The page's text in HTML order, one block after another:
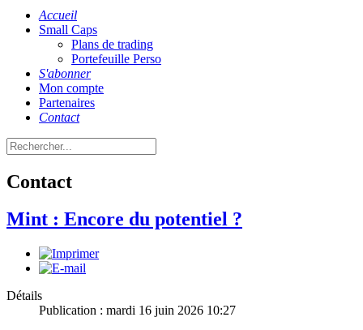
Accueil
Small Caps
Plans de trading
Portefeuille Perso
S'abonner
Mon compte
Partenaires
Contact
Contact
Mint : Encore du potentiel ?
Détails
Publication : mardi 16 juin 2026 10:27